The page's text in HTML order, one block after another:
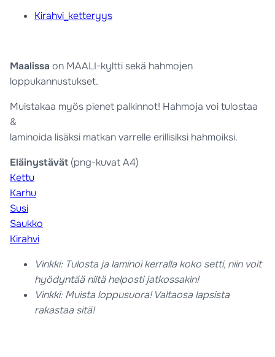
Kirahvi_ketteryys
Maalissa on MAALI-kyltti sekä hahmojen
loppukannustukset.
Muistakaa myös pienet palkinnot! Hahmoja voi tulostaa
&
laminoida lisäksi matkan varrelle erillisiksi hahmoiksi.
Eläinystävät (png-kuvat A4)
Kettu
Karhu
Susi
Saukko
Kirahvi
Vinkki: Tulosta ja laminoi kerralla koko setti, niin voit
hyödyntää niitä helposti jatkossakin!
Vinkki: Muista loppusuora! Valtaosa lapsista
rakastaa sitä!